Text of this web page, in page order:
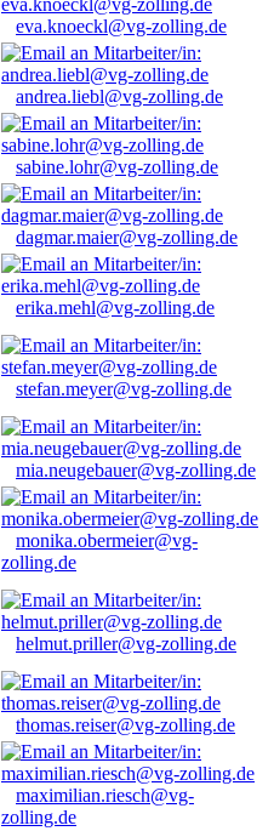
eva.knoeckl@vg-zolling.de
andrea.liebl@vg-zolling.de
sabine.lohr@vg-zolling.de
dagmar.maier@vg-zolling.de
erika.mehl@vg-zolling.de
stefan.meyer@vg-zolling.de
mia.neugebauer@vg-zolling.de
monika.obermeier@vg-
zolling.de
helmut.priller@vg-zolling.de
thomas.reiser@vg-zolling.de
maximilian.riesch@vg-
zolling.de